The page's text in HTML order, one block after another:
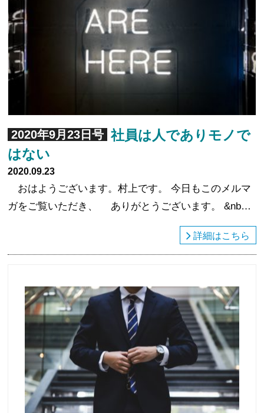
2020年9月23日号 社員は人でありモノで
はない
2020.09.23
おはようございます。村上です。 今日もこのメルマ
ガをご覧いただき、 ありがとうございます。 &nb…
詳細はこちら